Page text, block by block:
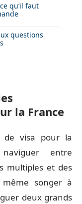
qu’il faut
questions
la France
de visa pour la
entre
multiples et des
songer à
deux grands